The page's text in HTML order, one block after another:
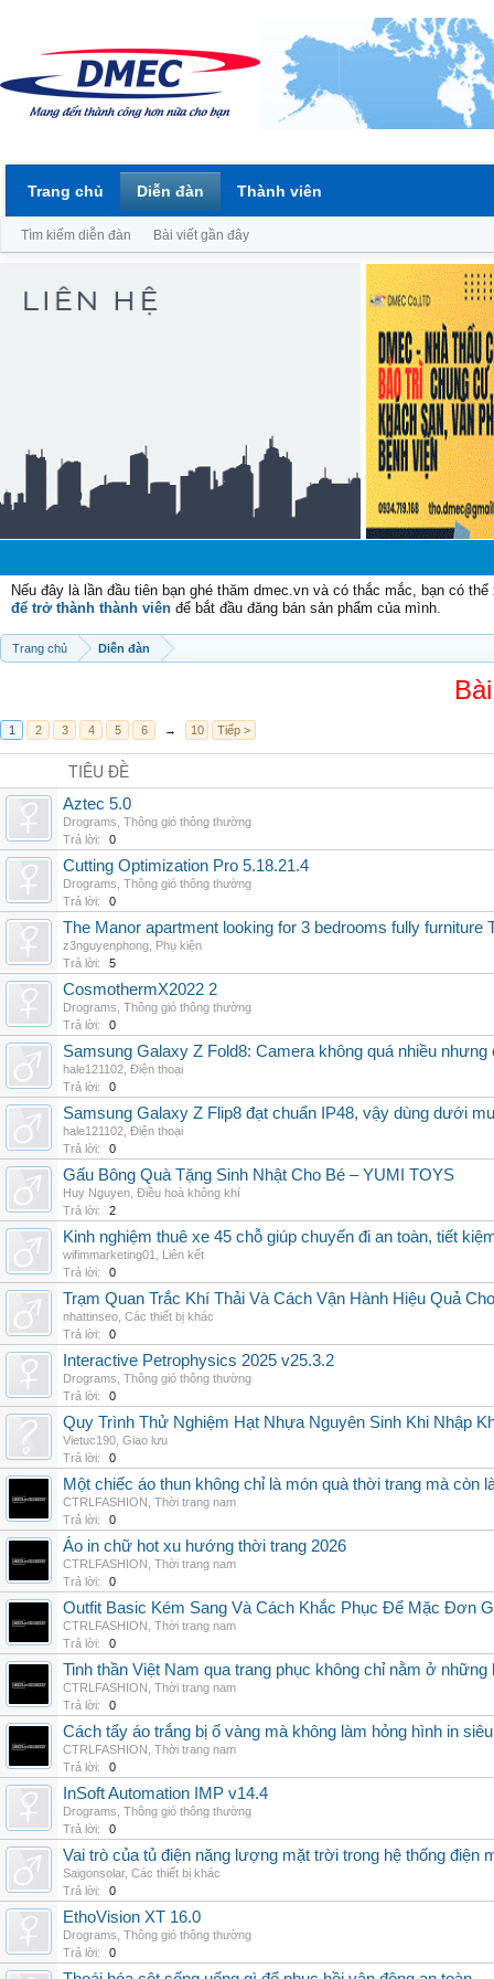
Nếu đây là lần đầu tiên bạn ghé thăm dmec.vn và có thắc mắc, bạn có
để trở thành thành viên để bắt đầu đăng bán sản phẩm của mình.
Trang chủ Diễn đàn
1 2 3 4 5 6 → 10 Tiếp >
TIÊU ĐỀ
Aztec 5.0
Drograms Thông gió thông thường
Trả lời:
0
Cutting Optimization Pro 5.18.21.4
Drograms Thông gió thông thường
Trả lời:
0
The Manor apartment looking for 3 bedrooms fully furniture
z3nguyenphong Phụ kiện
Trả lời:
5
CosmothermX2022 2
Drograms Thông gió thông thường
Trả lời:
0
Samsung Galaxy Z Fold8: Camera không quá nhiều nhưng
hale121102 Điện thoại
Trả lời:
0
Samsung Galaxy Z Flip8 đạt chuẩn IP48, vậy dùng dưới
hale121102 Điện thoại
Trả lời:
0
Gấu Bông Quà Tặng Sinh Nhật Cho Bé – YUMI TOYS
Huy Nguyen Điều hoà không khí
Trả lời:
2
Kinh nghiệm thuê xe 45 chỗ giúp chuyến đi an toàn, tiết
wifimmarketing01
Liên kết
Trả lời:
0
Trạm Quan Trắc Khí Thải Và Cách Vận Hành Hiệu Quả
nhattinseo Các thiết bị khác
Trả lời:
0
Interactive Petrophysics 2025 v25.3.2
Drograms Thông gió thông thường
Trả lời:
0
Quy Trình Thử Nghiệm Hạt Nhựa Nguyên Sinh Khi Nhập
Vietuc190 Giao lưu
Trả lời:
0
Một chiếc áo thun không chỉ là món quà thời trang mà
CTRLFASHION Thời trang nam
Trả lời:
0
Áo in chữ hot xu hướng thời trang 2026
CTRLFASHION Thời trang nam
Trả lời:
0
Outfit Basic Kém Sang Và Cách Khắc Phục Để Mặc Đơn
CTRLFASHION Thời trang nam
Trả lời:
0
Tinh thần Việt Nam qua trang phục không chỉ nằm ở
CTRLFASHION Thời trang nam
Trả lời:
0
Cách tẩy áo trắng bị ố vàng mà không làm hỏng hình in
CTRLFASHION Thời trang nam
Trả lời:
0
InSoft Automation IMP v14.4
Drograms Thông gió thông thường
Trả lời:
0
Vai trò của tủ điện năng lượng mặt trời trong hệ thống điện
Saigonsolar, Các thiết bị khác
Trả lời:
0
EthoVision XT 16.0
Drograms Thông gió thông thường
Trả lời:
0
Trang chủ Diễn đàn
Tìm kiếm diễn đàn Bài viết gần đây
Thành viên